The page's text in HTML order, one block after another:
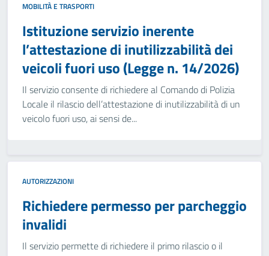
MOBILITÀ E TRASPORTI
Istituzione servizio inerente
l’attestazione di inutilizzabilità dei
veicoli fuori uso (Legge n. 14/2026)
Il servizio consente di richiedere al Comando di Polizia
Locale il rilascio dell’attestazione di inutilizzabilità di un
veicolo fuori uso, ai sensi de...
AUTORIZZAZIONI
Richiedere permesso per parcheggio
invalidi
Il servizio permette di richiedere il primo rilascio o il